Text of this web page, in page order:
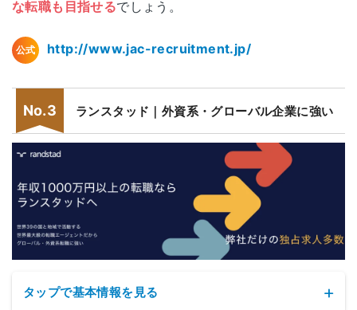
な転職も目指せるでしょう。
公式 http://www.jac-recruitment.jp/
ランスタッド｜外資系・グローバル企業に強い
タップで基本情報を見る